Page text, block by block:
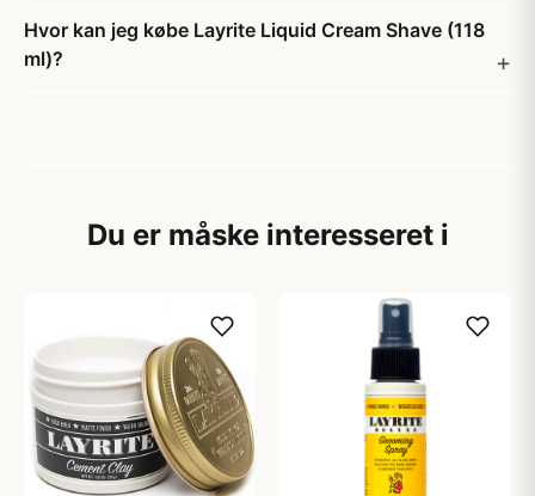
Hvor kan jeg købe Layrite Liquid Cream Shave (118
ml)?
Du er måske interesseret i